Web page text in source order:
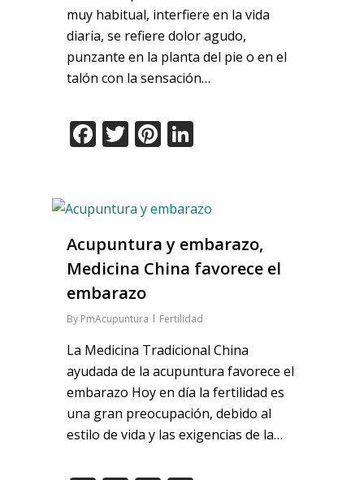
muy habitual, interfiere en la vida
diaria, se refiere dolor agudo,
punzante en la planta del pie o en el
talón con la sensación…
Facebook
TwitterPinterest
Acupuntura y embarazo,
Medicina China favorece el
embarazo
By PmAcupuntura Fertilidad
La Medicina Tradicional China
ayudada de la acupuntura favorece el
embarazo Hoy en día la fertilidad es
una gran preocupación, debido al
estilo de vida y las exigencias de la…